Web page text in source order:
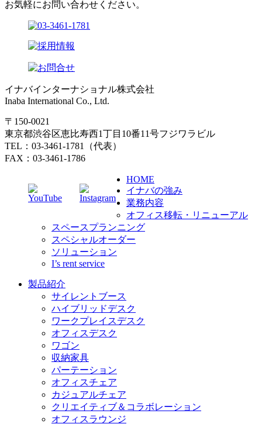
お気軽にお問い合わせください。
イナバインターナショナル株式会社
Inaba International Co., Ltd.
〒150-0021
東京都渋谷区恵比寿西1丁目10番11号フジワラビル
TEL：03-3461-1781（代表）
FAX：03-3461-1786
HOME
イナバの強み
業務内容
オフィス移転・リニューアル
スペースプランニング
スペシャルオーダー
ソリューション
I’s rent service
製品紹介
サイレントブース
ハイブリッドデスク
ワークプレイスデスク
オフィスデスク
ワゴン
収納家具
パーテーション
オフィスチェア
カジュアルチェア
クリエイティブ＆コラボレーション
オフィスラウンジ